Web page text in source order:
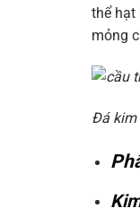
thể hạt
mỏng
Đá kim